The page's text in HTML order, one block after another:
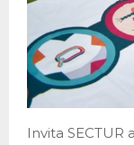
Invita SECTUR